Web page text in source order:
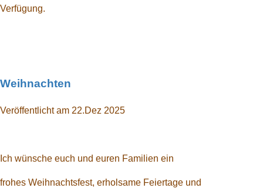
Verfügung.
Weihnachten
Veröffentlicht am 22.Dez 2025
Ich wünsche euch und euren Familien ein
frohes Weihnachtsfest, erholsame Feiertage und